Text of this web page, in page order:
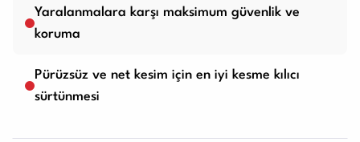
Yaralanmalara karşı maksimum güvenlik ve
koruma
Pürüzsüz ve net kesim için en iyi kesme kılıcı
sürtünmesi